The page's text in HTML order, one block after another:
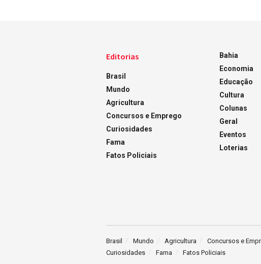
Editorias
Brasil
Mundo
Agricultura
Concursos e Emprego
Curiosidades
Fama
Fatos Policiais
Bahia
Economia
Educação
Cultura
Colunas
Geral
Eventos
Loterias
Brasil Mundo Agricultura
Concursos e
Curiosidades
Fama Fatos Policiais